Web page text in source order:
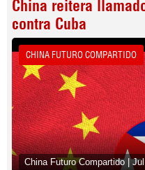
China reitera
contra Cuba
CHINA FUTURO COMPARTIDO
China Futuro Compartido |